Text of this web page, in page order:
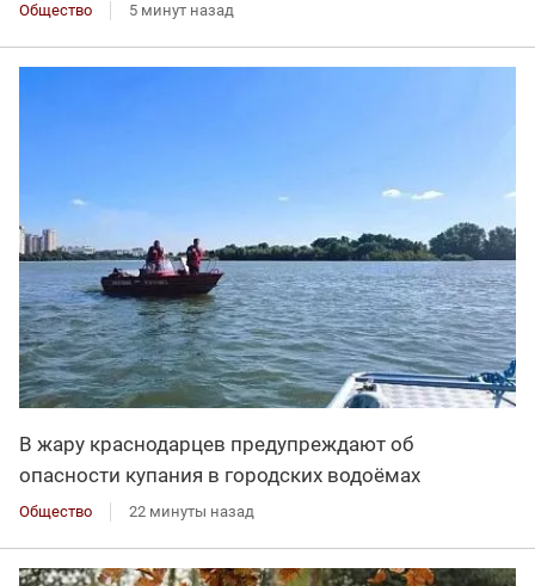
Общество 5 минут назад
В жару краснодарцев предупреждают об
опасности купания в городских водоёмах
Общество 22 минуты назад